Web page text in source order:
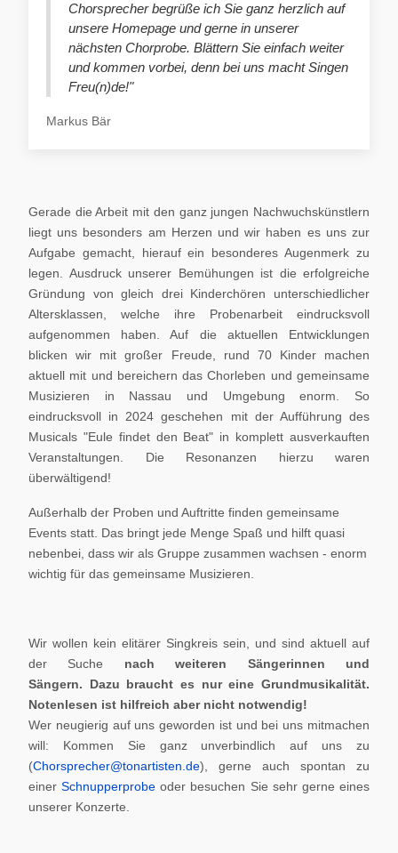
Chorsprecher begrüße ich Sie ganz herzlich auf
unsere Homepage und gerne in unserer
nächsten Chorprobe. Blättern Sie einfach weiter
und kommen vorbei, denn bei uns macht Singen
Freu(n)de!"
Markus Bär
Gerade die Arbeit mit den ganz jungen Nachwuchskünstlern
liegt uns besonders am Herzen und wir haben es uns zur
Aufgabe gemacht, hierauf ein besonderes Augenmerk zu
legen. Ausdruck unserer Bemühungen ist die erfolgreiche
Gründung von gleich drei Kinderchören unterschiedlicher
Altersklassen, welche ihre Probenarbeit eindrucksvoll
aufgenommen haben. Auf die aktuellen Entwicklungen
blicken wir mit großer Freude, rund 70 Kinder machen
aktuell mit und bereichern das Chorleben und gemeinsame
Musizieren in Nassau und Umgebung enorm. So
eindrucksvoll in 2024 geschehen mit der Aufführung des
Musicals "Eule findet den Beat" in komplett ausverkauften
Veranstaltungen. Die Resonanzen hierzu waren
überwältigend!
Außerhalb der Proben und Auftritte finden gemeinsame
Events statt. Das bringt jede Menge Spaß und hilft quasi
nebenbei, dass wir als Gruppe zusammen wachsen - enorm
wichtig für das gemeinsame Musizieren.
Wir wollen kein elitärer Singkreis sein, und sind aktuell auf
der Suche nach weiteren Sängerinnen und
Sängern. Dazu braucht es nur eine Grundmusikalität.
Notenlesen ist hilfreich aber nicht notwendig!
Wer neugierig auf uns geworden ist und bei uns mitmachen
will: Kommen Sie ganz unverbindlich auf uns zu
(Chorsprecher@tonartisten.de), gerne auch spontan zu
einerSchnupperprobe oder besuchen Sie sehr gerne eines
unserer Konzerte.